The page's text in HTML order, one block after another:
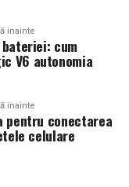
completeaza
fie ca
sau minimalist.
din Cluj este
proiecte de
acestora
inainte
cum
V6 autonomia
inainte
pentru conectarea
celulare